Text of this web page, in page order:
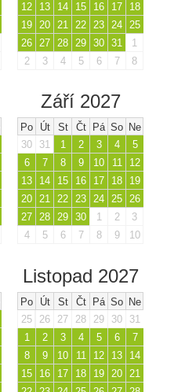
12
13 14 15 16 17
18
19 20 21 22 23 24 25
26 27 28 29 30 31
1
2
3 4 5 6 7 8
Září 2027
Po Út St Čt Pá So Ne
30
31 1 2 3 4
5
6
7 8 9 10 11
12
13
14 15 16 17 18
19
20 21 22 23 24 25 26
27 28 29 30 1 2
3
4
5 6 7 8 9 10
Listopad 2027
Po Út St Čt Pá So Ne
25
26 27 28 29 30
31
1
2 3 4 5 6
7
8
9 10 11 12 13
14
15
16 17 18 19 20
21